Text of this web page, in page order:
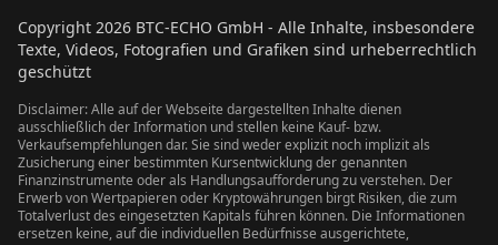
Copyright 2026 BTC-ECHO GmbH - Alle Inhalte, insbesondere
Texte, Videos, Fotografien und Grafiken sind urheberrechtlich
geschützt
Disclaimer: Alle auf der Webseite dargestellten Inhalte dienen
ausschließlich der Information und stellen keine Kauf- bzw.
Verkaufsempfehlungen dar. Sie sind weder explizit noch implizit als
Zusicherung einer bestimmten Kursentwicklung der genannten
Finanzinstrumente oder als Handlungsaufforderung zu verstehen. Der
Erwerb von Wertpapieren oder Kryptowährungen birgt Risiken, die zum
Totalverlust des eingesetzten Kapitals führen können. Die Informationen
ersetzen keine, auf die individuellen Bedürfnisse ausgerichtete,